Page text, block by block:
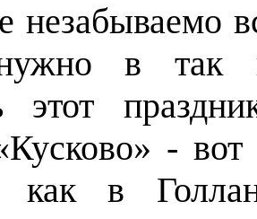
незабываемо
в так
этот
-
как в